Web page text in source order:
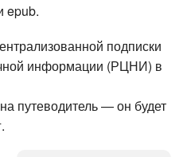
epub.
подписки
информации (РЦНИ) в
путеводитель — он будет